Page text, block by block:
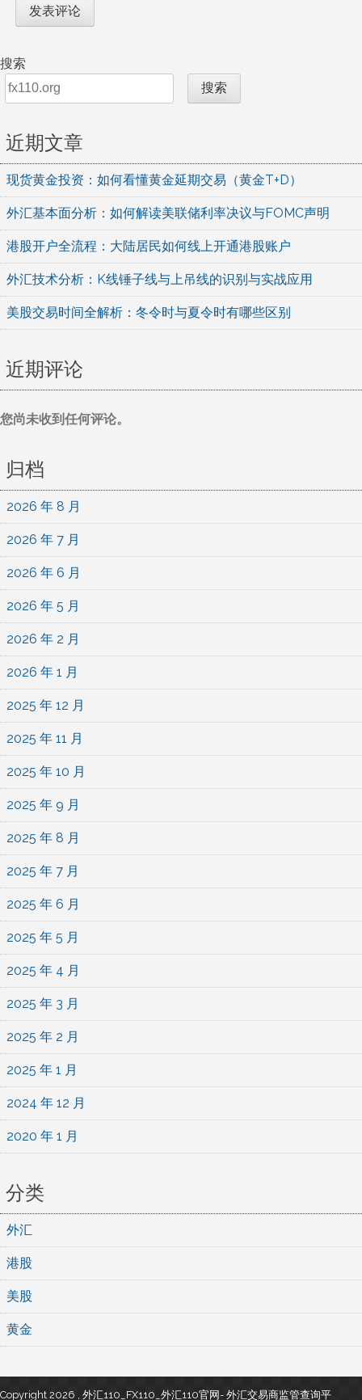
搜索
搜索
近期文章
现货黄金投资：如何看懂黄金延期交易（黄金T+D）
外汇基本面分析：如何解读美联储利率决议与FOMC声明
港股开户全流程：大陆居民如何线上开通港股账户
外汇技术分析：K线锤子线与上吊线的识别与实战应用
美股交易时间全解析：冬令时与夏令时有哪些区别
近期评论
您尚未收到任何评论。
归档
2026 年 8 月
2026 年 7 月
2026 年 6 月
2026 年 5 月
2026 年 2 月
2026 年 1 月
2025 年 12 月
2025 年 11 月
2025 年 10 月
2025 年 9 月
2025 年 8 月
2025 年 7 月
2025 年 6 月
2025 年 5 月
2025 年 4 月
2025 年 3 月
2025 年 2 月
2025 年 1 月
2024 年 12 月
2020 年 1 月
分类
外汇
港股
美股
黄金
Copyright 2026 , 外汇110_FX110_外汇110官网- 外汇交易商监管查询平